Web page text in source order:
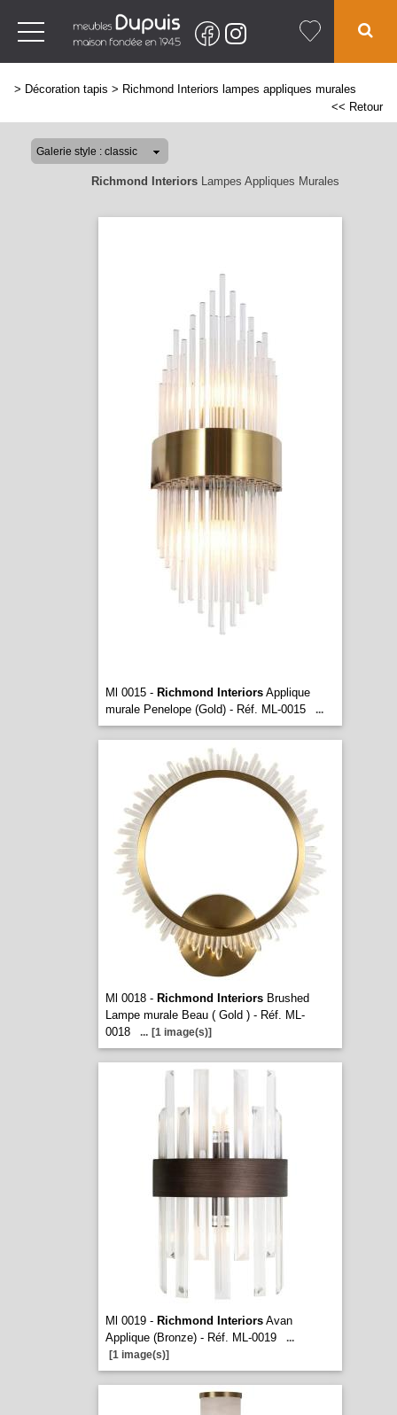
> Décoration tapis > Richmond Interiors lampes appliques murales
<< Retour
Richmond InteriorsLampes Appliques Murales
Ml 0015 - Richmond InteriorsApplique
murale Penelope (Gold) - Réf. ML-0015
...
Ml 0018 - Richmond InteriorsBrushed
Lampe murale Beau ( Gold ) - Réf. ML-
0018
... [1 image(s)]
Ml 0019 - Richmond InteriorsAvan
Applique (Bronze) - Réf. ML-0019
...
[1 image(s)]